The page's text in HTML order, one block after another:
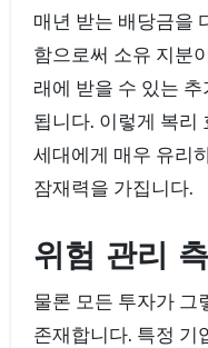
매년 받는 배당금을
함으로써 소유 지분
래에 받을 수 있는
됩니다. 이렇게 복리
세대에게 매우 유리
잠재력을 가집니다.
위험 관리
물론 모든 투자가 그
존재합니다. 특정 기